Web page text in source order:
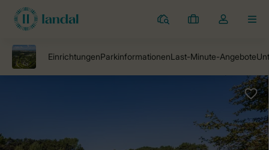
Campingplätze
Meine
Dropdown-
Kontos
öffnen